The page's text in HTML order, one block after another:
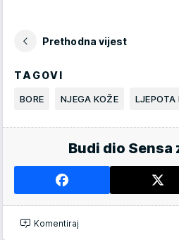
Prethodna vijest
TAGOVI
BORE NJEGA KOŽE LJEPOTA
Budi dio Sensa
Komentiraj